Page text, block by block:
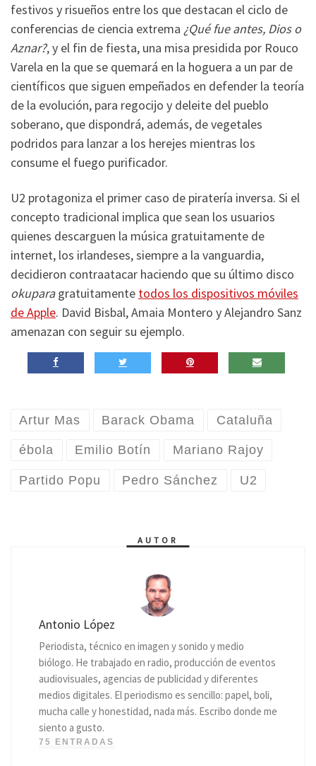
festivos y risueños entre los que destacan el ciclo de
conferencias de ciencia extrema ¿Qué fue antes, Dios o
Aznar?, y el fin de fiesta, una misa presidida por Rouco
Varela en la que se quemará en la hoguera a un par de
científicos que siguen empeñados en defender la teoría
de la evolución, para regocijo y deleite del pueblo
soberano, que dispondrá, además, de vegetales
podridos para lanzar a los herejes mientras los
consume el fuego purificador.
U2 protagoniza el primer caso de piratería inversa. Si el
concepto tradicional implica que sean los usuarios
quienes descarguen la música gratuitamente de
internet, los irlandeses, siempre a la vanguardia,
decidieron contraatacar haciendo que su último disco
okuparagratuitamente todos los dispositivos móviles
de Apple. David Bisbal, Amaia Montero y Alejandro Sanz
amenazan con seguir su ejemplo.
Artur Mas Barack Obama Cataluña
ébola Emilio Botín Mariano Rajoy
Partido Popu Pedro Sánchez U2
AUTOR
Antonio López
Periodista, técnico en imagen y sonido y medio
biólogo. He trabajado en radio, producción de eventos
audiovisuales, agencias de publicidad y diferentes
medios digitales. El periodismo es sencillo: papel, boli,
mucha calle y honestidad, nada más. Escribo donde me
siento a gusto.
75 ENTRADAS